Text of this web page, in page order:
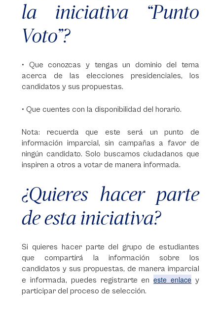
la iniciativa “Punto
Voto”?
• Que conozcas y tengas un dominio del tema
acerca de las elecciones presidenciales, los
candidatos y sus propuestas.
• Que cuentes con la disponibilidad del horario.
Nota: recuerda que este será un punto de
información imparcial, sin campañas a favor de
ningún candidato. Solo buscamos ciudadanos que
inspiren a otros a votar de manera informada.
¿Quieres hacer parte
de esta iniciativa?
Si quieres hacer parte del grupo de estudiantes
que compartirá la información sobre los
candidatos y sus propuestas, de manera imparcial
e informada, puedes registrarte eneste enlace y
participar del proceso de selección.